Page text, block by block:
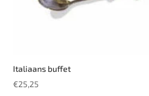
Italiaans buffet
€25,25